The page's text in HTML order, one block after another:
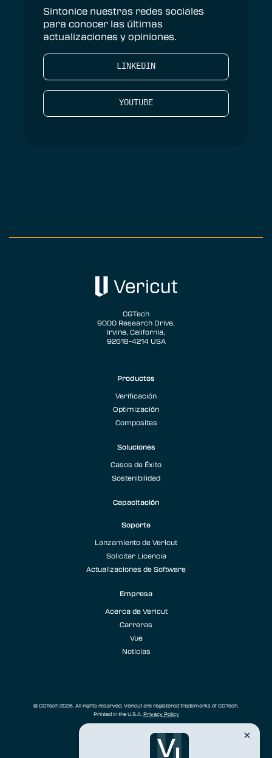
Sintonice nuestras redes sociales
para conocer las últimas
actualizaciones y opiniones.
LINKEDIN
YOUTUBE
CGTech
9000 Research Drive,
Irvine, California,
92618-4214 USA
Productos
Verificación
Optimización
Composites
Soluciones
Casos de Éxito
Sostenibilidad
Capacitación
Soporte
Lanzamiento de Vericut
Solicitar Licencia
Actualizaciones de Software
Empresa
Acerca de Vericut
Carreras
Vue
Noticias
© CGTech 2026. All rights reserved. Vericut are registered trademarks of CGTech.
Printed in the U.S.A.Privacy Policy